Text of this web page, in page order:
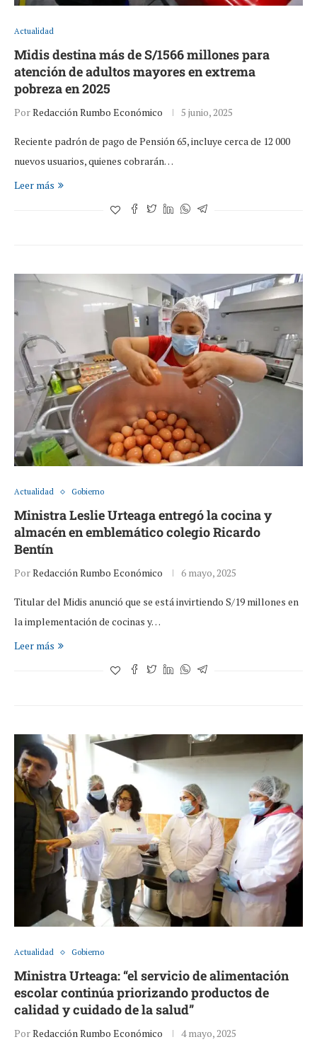
Actualidad
Midis destina más de S/1566 millones para
atención de adultos mayores en extrema
pobreza en 2025
PorRedacción Rumbo Económico 5 junio, 2025
Reciente padrón de pago de Pensión 65, incluye cerca de 12 000
nuevos usuarios, quienes cobrarán…
Leer más
Actualidad Gobierno
Ministra Leslie Urteaga entregó la cocina y
almacén en emblemático colegio Ricardo
Bentín
PorRedacción Rumbo Económico 6 mayo, 2025
Titular del Midis anunció que se está invirtiendo S/19 millones en
la implementación de cocinas y…
Leer más
Actualidad Gobierno
Ministra Urteaga: “el servicio de alimentación
escolar continúa priorizando productos de
calidad y cuidado de la salud”
PorRedacción Rumbo Económico 4 mayo, 2025